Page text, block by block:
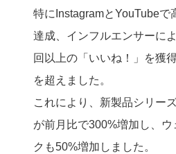
特にInstagramとYouTubeで
達成、インフルエンサーに
回以上の「いいね！」を獲
を超えました。
これにより、新製品シリー
が前月比で300%増加し、
クも50%増加しました。